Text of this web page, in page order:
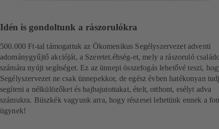
Idén is gondoltunk a rászorulókra
500.000 Ft-tal támogattuk az Ökomenikus Segélyszervezet adventi
adománygyűjtő akcióját, a Szeretet.éhség-et, mely a rászoruló
számára nyújt segítséget. Ez az ünnepi összefogás lehetővé teszi,
Segélyszervezet ne csak ünnepekkor, de egész évben hatékonyan
segíteni a nélkülözőket és bajbajutottakat, ételt, otthont, esélyt adva
számukra. Büszkék vagyunk arra, hogy részesei lehetünk ennek a
ügynek!